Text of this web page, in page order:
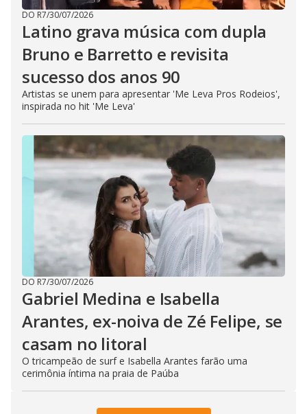
DO R7/30/07/2026
Latino grava música com dupla
Bruno e Barretto e revisita
sucesso dos anos 90
Artistas se unem para apresentar 'Me Leva Pros Rodeios',
inspirada no hit 'Me Leva'
DO R7/30/07/2026
Gabriel Medina e Isabella
Arantes, ex-noiva de Zé Felipe, se
casam no litoral
O tricampeão de surf e Isabella Arantes farão uma
cerimônia íntima na praia de Paúba